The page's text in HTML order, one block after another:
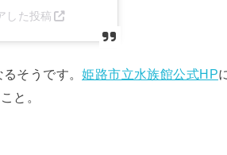
した投稿
そうです。姫路市立水族館公式HP
と。